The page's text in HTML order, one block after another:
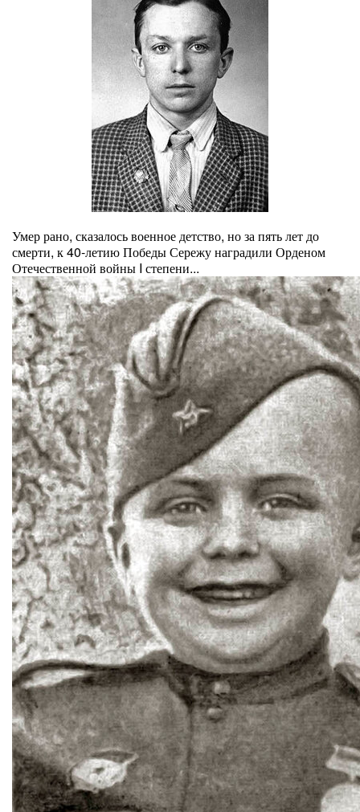
Умер рано, сказалось военное детство, но за пять лет до
смерти, к 40-летию Победы Сережу наградили Орденом
Отечественной войны I степени...